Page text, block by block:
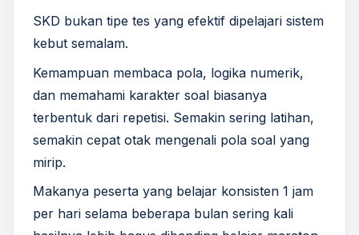
SKD bukan tipe tes yang efektif dipelajari sistem
kebut semalam.
Kemampuan membaca pola, logika numerik,
dan memahami karakter soal biasanya
terbentuk dari repetisi. Semakin sering latihan,
semakin cepat otak mengenali pola soal yang
mirip.
Makanya peserta yang belajar konsisten 1 jam
per hari selama beberapa bulan sering kali